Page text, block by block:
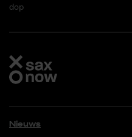
dop
Nieuws